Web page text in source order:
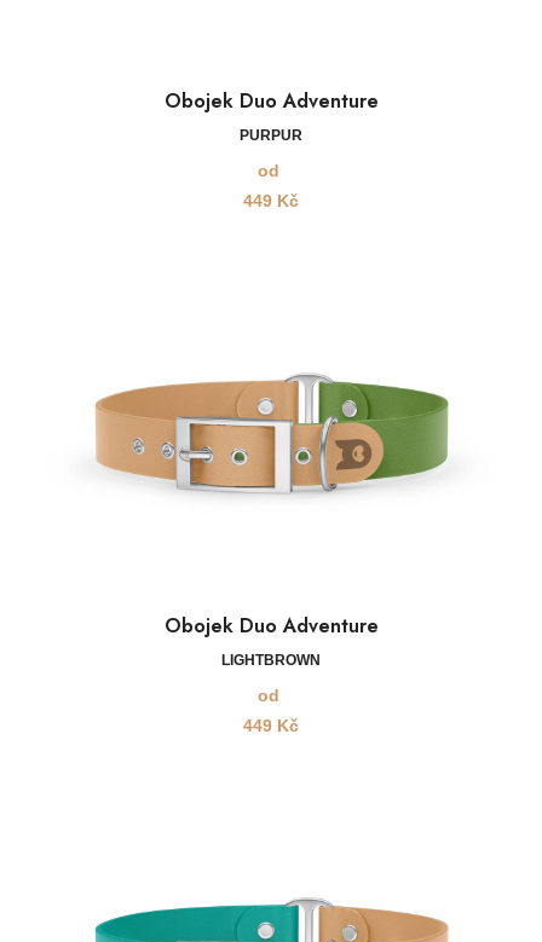
Obojek Duo Adventure
PURPUR
od
449 Kč
Obojek Duo Adventure
LIGHTBROWN
od
449 Kč